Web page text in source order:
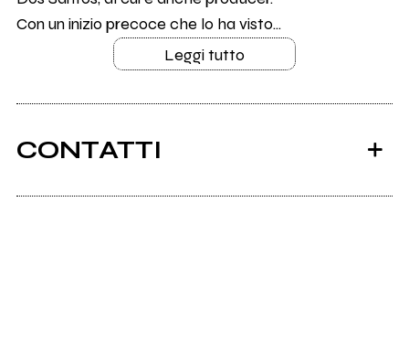
Con un inizio precoce che lo ha visto...
Leggi tutto
CONTATTI